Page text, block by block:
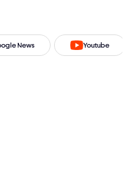
News Youtube